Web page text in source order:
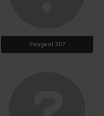
Peugeot 307